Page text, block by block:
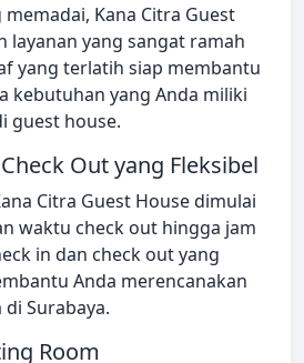
Kana Citra Guest
layanan yang sangat ramah
yang terlatih siap membantu
kebutuhan yang Anda miliki
guest house.
Out yang Fleksibel
Citra Guest House dimulai
waktu check out hingga jam
in dan check out yang
Anda merencanakan
Surabaya.
Room